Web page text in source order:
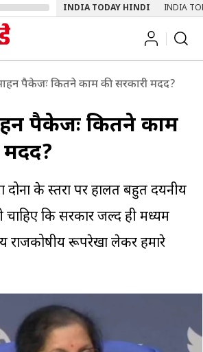
INDIA TODAY HINDI INDIA
पैकेजः कितने काम की सरकारी मदद?
पैकेजः कितने काम
मदद?
दोनों के स्तरों पर हालत बहुत दयनीय
चाहिए कि सरकार जल्द ही मध्यम
राजकोषीय रूपरेखा लेकर हमारे